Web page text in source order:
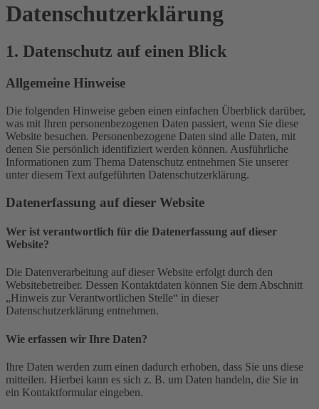
Datenschutz­erklärung
1. Datenschutz auf einen Blick
Allgemeine Hinweise
Die folgenden Hinweise geben einen einfachen Überblick darüber,
was mit Ihren personenbezogenen Daten passiert, wenn Sie diese
Website besuchen. Personenbezogene Daten sind alle Daten, mit
denen Sie persönlich identifiziert werden können. Ausführliche
Informationen zum Thema Datenschutz entnehmen Sie unserer
unter diesem Text aufgeführten Datenschutzerklärung.
Datenerfassung auf dieser Website
Wer ist verantwortlich für die Datenerfassung auf dieser
Website?
Die Datenverarbeitung auf dieser Website erfolgt durch den
Websitebetreiber. Dessen Kontaktdaten können Sie dem Abschnitt
„Hinweis zur Verantwortlichen Stelle“ in dieser
Datenschutzerklärung entnehmen.
Wie erfassen wir Ihre Daten?
Ihre Daten werden zum einen dadurch erhoben, dass Sie uns diese
mitteilen. Hierbei kann es sich z. B. um Daten handeln, die Sie in
ein Kontaktformular eingeben.